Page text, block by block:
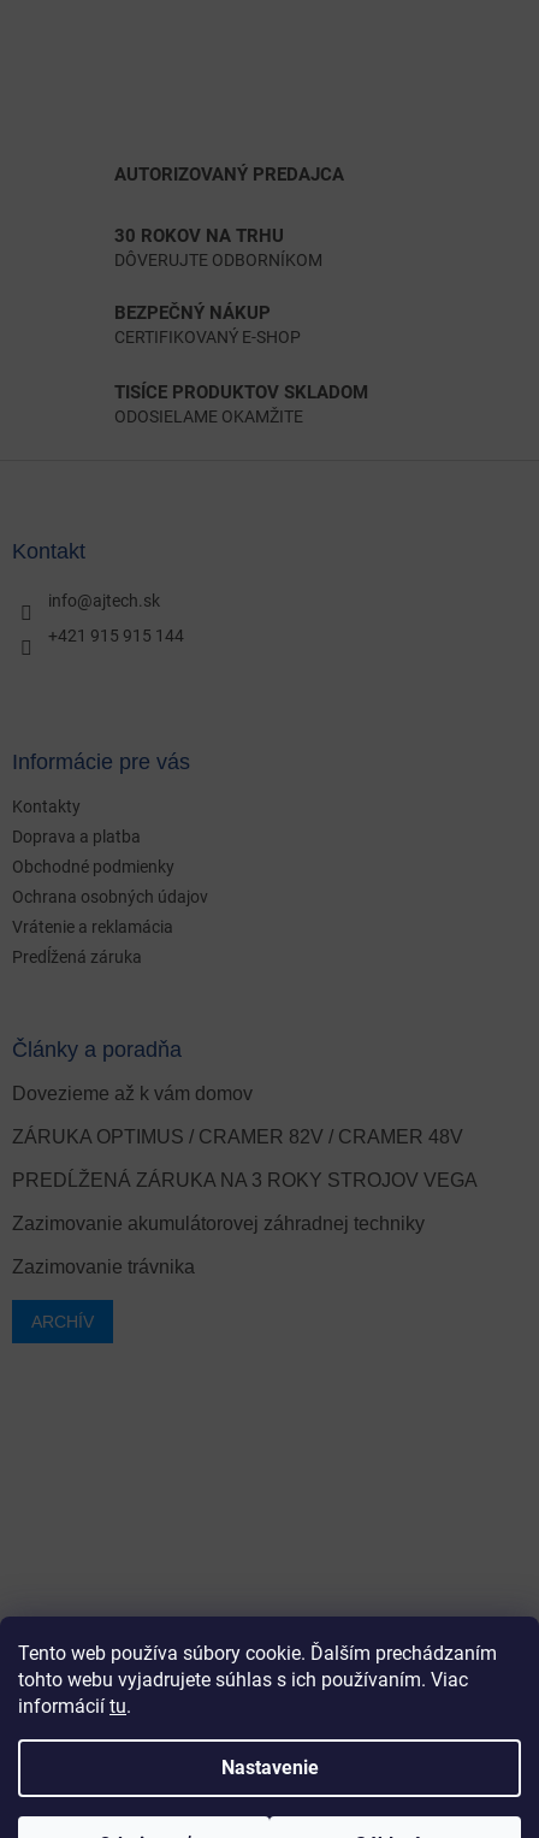
Tento web používa súbory cookie. Ďalším prechádzaním
tohto webu vyjadrujete súhlas s ich používaním. Viac
informácií tu.
Nastavenie
AUTORIZOVANÝ PREDAJCA
30 ROKOV NA TRHU
DÔVERUJTE ODBORNÍKOM
BEZPEČNÝ NÁKUP
CERTIFIKOVANÝ E-SHOP
TISÍCE PRODUKTOV SKLADOM
ODOSIELAME OKAMŽITE
Kontakt
info@ajtech.sk
+421 915 915 144
Informácie pre vás
Kontakty
Doprava a platba
Obchodné podmienky
Ochrana osobných údajov
Vrátenie a reklamácia
Predĺžená záruka
Články a poradňa
Dovezieme až k vám domov
ZÁRUKA OPTIMUS / CRAMER 82V / CRAMER 48V
PREDĹŽENÁ ZÁRUKA NA 3 ROKY STROJOV VEGA
Zazimovanie akumulátorovej záhradnej techniky
Zazimovanie trávnika
ARCHÍV
. Všetky práva vyhradené.